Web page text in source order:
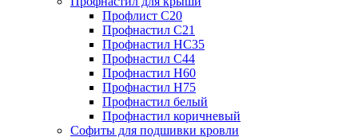
Профлист С20
Профнастил С21
Профнастил НС35
Профнастил С44
Профнастил Н60
Профнастил Н75
Профнастил белый
Профнастил коричневый
Софиты для подшивки кровли